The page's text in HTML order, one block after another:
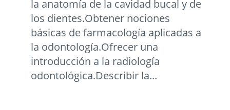
la anatomía de la cavidad bucal y de
los dientes.Obtener nociones
básicas de farmacología aplicadas a
la odontología.Ofrecer una
introducción a la radiología
odontológica.Describir la...